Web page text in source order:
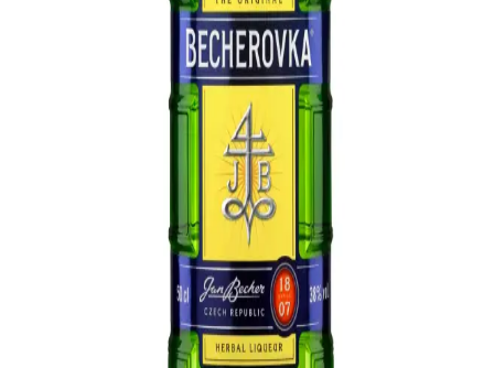
Baileys Irish Cream Likörü Piyasa Durumu ve Fiyat
Baileys Irish cream likörü, çeşitli boyut ve tat seçenekleriyle
piyasada yer alıyor. Ortalama fiyatı 70 TL civarında olan ürün,
içecek ve yemek tariflerinde geniş kullanım alanı buluyor.
Limon Bolluğunda Saklama, Tarifler ve Yenilikçi
Değerlendirme Yöntemleri
Limon bolluğunda limon suyu dondurma, kabuk kurutma, turşu
yapımı ve çeşitli tatlılar gibi yöntemlerle limonları uzun süre saklayıp
farklı tariflerde kullanabilirsiniz.
Baileys Likör Çeşitleri ve Kullanım Alanları
Hakkında Detaylı Bilgi